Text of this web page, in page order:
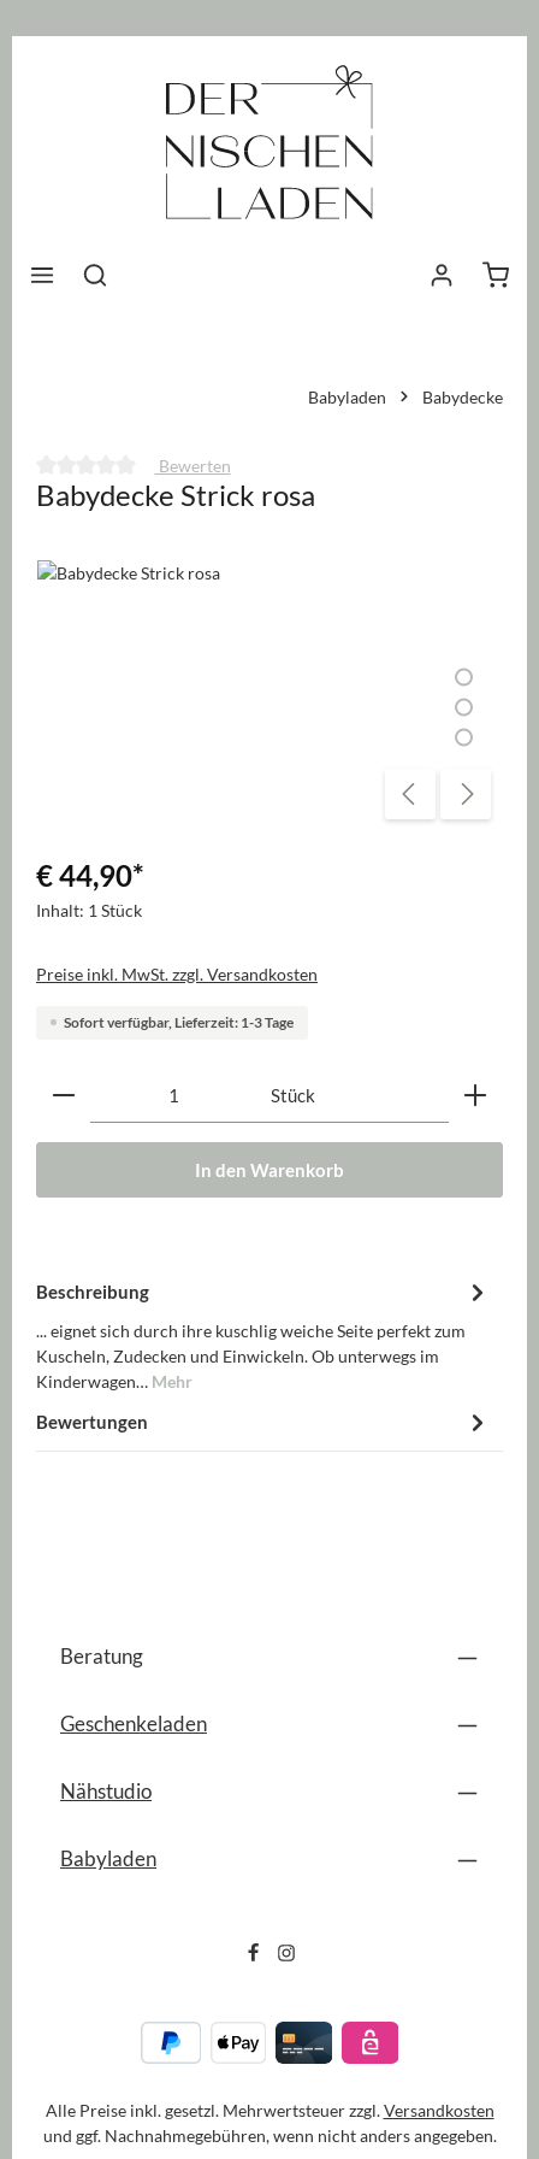
Babyladen Babydecke
Durchschnittliche Bewertung von 0 von 5 Sternen
Bewerten
Babydecke Strick rosa
Bildergalerie überspringen
€ 44,90*
Inhalt: 1 Stück
Preise inkl. MwSt. zzgl. Versandkosten
Sofort verfügbar, Lieferzeit: 1-3 Tage
Produkt Anzahl: Gib den gewünschten Wert ein
Stück
In den Warenkorb
Beschreibung
... eignet sich durch ihre kuschlig weiche Seite perfekt zum
Kuscheln, Zudecken und Einwickeln. Ob unterwegs im
Kinderwagen… Mehr
Bewertungen
Beratung
Geschenkeladen
Nähstudio
Babyladen
Alle Preise inkl. gesetzl. Mehrwertsteuer zzgl.Versandkosten
und ggf. Nachnahmegebühren, wenn nicht anders angegeben.